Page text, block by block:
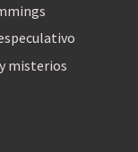
misterios